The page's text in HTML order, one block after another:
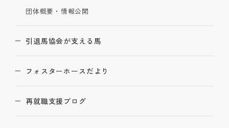
団体概要・情報公開
引退馬協会が支える馬
フォスターホースだより
再就職支援ブログ